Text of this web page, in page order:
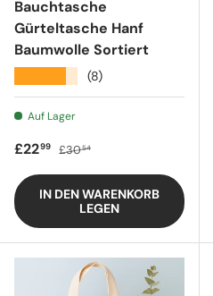
Bauchtasche
Gürteltasche Hanf
Baumwolle Sortiert
(8)
Auf Lager
Verkaufspreis
£2299 Regulärer Preis
£3054
IN DEN WARENKORB
LEGEN